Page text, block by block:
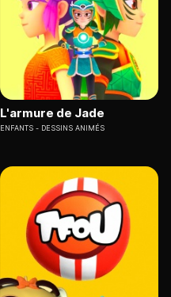
L'armure de Jade
ENFANTS DESSINS ANIMÉS